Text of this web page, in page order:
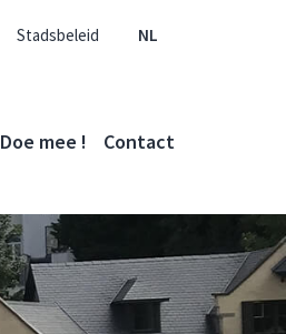
Stadsbeleid NL
Doe mee ! Contact